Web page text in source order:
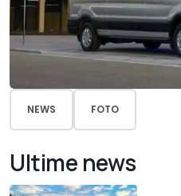
NEWS FOTO
Ultime news